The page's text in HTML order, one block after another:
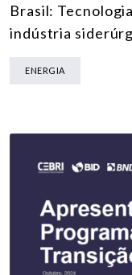
Brasil:
indústria
ENERGIA